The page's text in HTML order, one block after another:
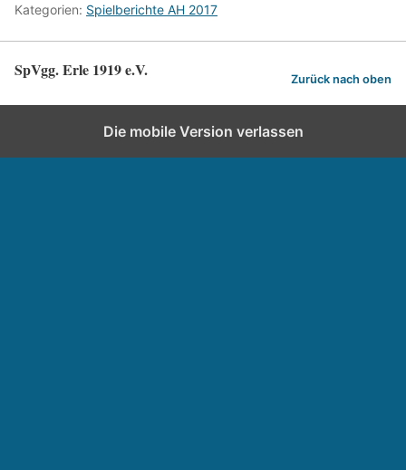
Kategorien: Spielberichte AH 2017
SpVgg. Erle 1919 e.V. Zurück nach oben
Die mobile Version verlassen